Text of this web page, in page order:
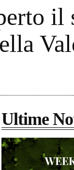
il
Ultime